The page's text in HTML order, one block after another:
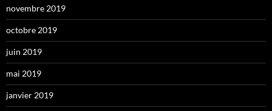
novembre 2019
octobre 2019
juin 2019
mai 2019
janvier 2019